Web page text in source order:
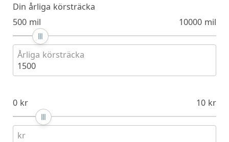
Din årliga körsträcka
500 mil
10000 mil
Årliga körsträcka
1500
0 kr 10 kr
kr